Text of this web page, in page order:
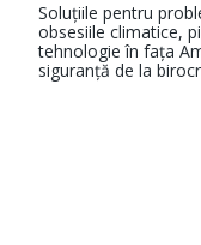
Soluțiile pentru
obsesiile climatice,
tehnologie în fața
siguranță de la